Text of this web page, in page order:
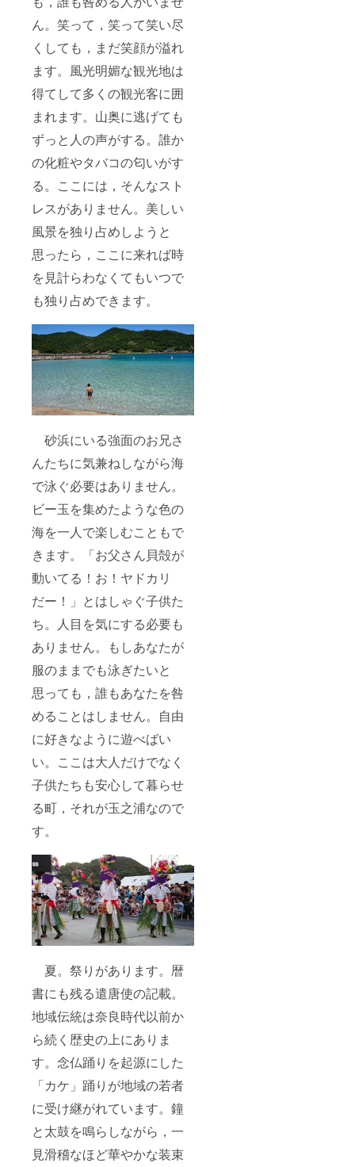
ん。笑って，笑って笑い尽
くしても，まだ笑顔が溢れ
ます。風光明媚な観光地は
得てして多くの観光客に囲
まれます。山奥に逃げても
ずっと人の声がする。誰か
の化粧やタバコの匂いがす
る。ここには，そんなスト
レスがありません。美しい
風景を独り占めしようと
思ったら，ここに来れば時
を見計らわなくてもいつで
も独り占めできます。
砂浜にいる強面のお兄さ
んたちに気兼ねしながら海
で泳ぐ必要はありません。
ビー玉を集めたような色の
海を一人で楽しむこともで
きます。「お父さん貝殻が
動いてる！お！ヤドカリ
だー！」とはしゃぐ子供た
ち。人目を気にする必要も
ありません。もしあなたが
服のままでも泳ぎたいと
思っても，誰もあなたを咎
めることはしません。自由
に好きなように遊べばい
い。ここは大人だけでなく
子供たちも安心して暮らせ
る町，それが玉之浦なので
す。
夏。祭りがあります。暦
書にも残る遣唐使の記載。
地域伝統は奈良時代以前か
ら続く歴史の上にありま
す。念仏踊りを起源にした
「カケ」踊りが地域の若者
に受け継がれています。鐘
と太鼓を鳴らしながら，一
見滑稽なほど華やかな装束